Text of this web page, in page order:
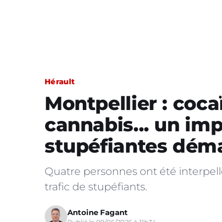
Hérault
Montpellier :
cannabis... un
stupéfiantes
Quatre personnes ont été
trafic de stupéfiants.
Antoine Fagant